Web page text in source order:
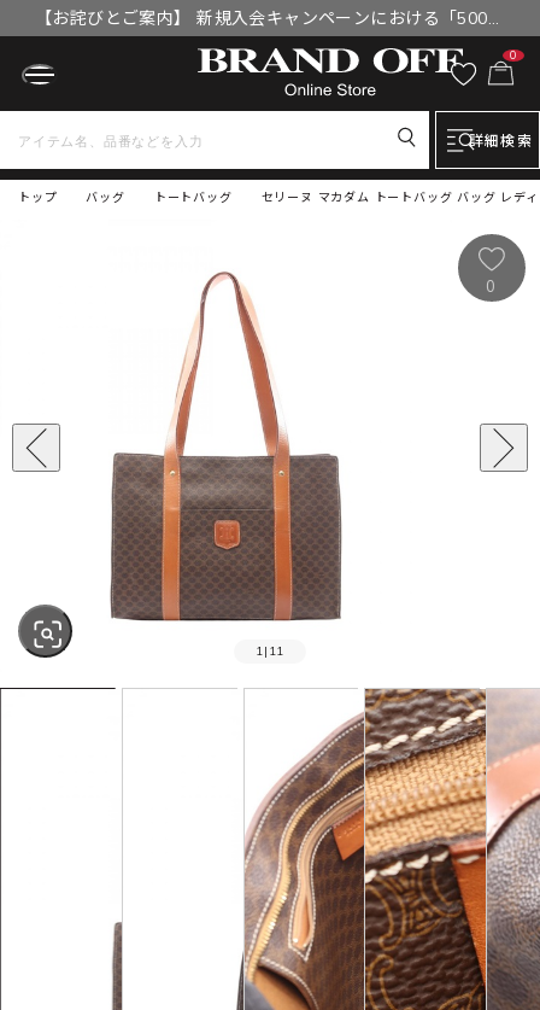
【お詫びとご案内】 新規入会キャンペーンにおける「500円
OFFクーポン」付与漏れと補填について
0
詳細検索
トップ セリーヌ マカダム トートバッグ バッグ レデ
バッグ トートバッグ
SOLD OUT
1 | 11
0